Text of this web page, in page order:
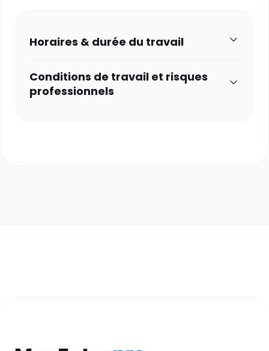
Horaires & durée du travail
Conditions de travail et risques
professionnels